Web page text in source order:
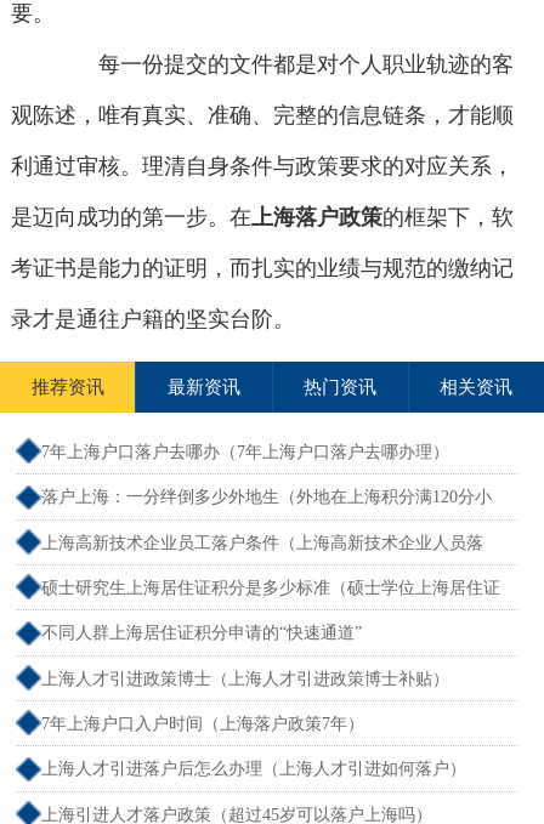
要。
每一份提交的文件都是对个人职业轨迹的客
观陈述，唯有真实、准确、完整的信息链条，才能顺
利通过审核。理清自身条件与政策要求的对应关系，
是迈向成功的第一步。在上海落户政策的框架下，软
考证书是能力的证明，而扎实的业绩与规范的缴纳记
录才是通往户籍的坚实台阶。
推荐资讯 最新资讯 热门资讯 相关资讯
7年上海户口落户去哪办（7年上海户口落户去哪办理）
落户上海：一分绊倒多少外地生（外地在上海积分满120分小
孩可以考上海大学吗）
上海高新技术企业员工落户条件（上海高新技术企业人员落
户）
硕士研究生上海居住证积分是多少标准（硕士学位上海居住证
积分）
不同人群上海居住证积分申请的“快速通道”
上海人才引进政策博士（上海人才引进政策博士补贴）
7年上海户口入户时间（上海落户政策7年）
上海人才引进落户后怎么办理（上海人才引进如何落户）
上海引进人才落户政策（超过45岁可以落户上海吗）